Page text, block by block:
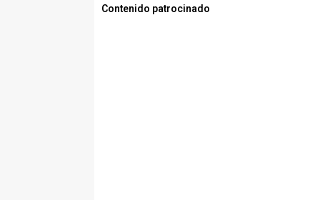
Contenido patrocinado